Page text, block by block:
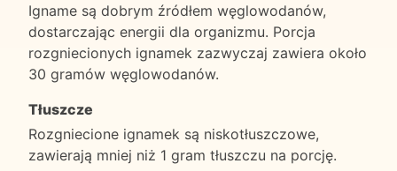
Igname są dobrym źródłem węglowodanów,
dostarczając energii dla organizmu. Porcja
rozgniecionych ignamek zazwyczaj zawiera około
30 gramów węglowodanów.
Tłuszcze
Rozgniecione ignamek są niskotłuszczowe,
zawierają mniej niż 1 gram tłuszczu na porcję.